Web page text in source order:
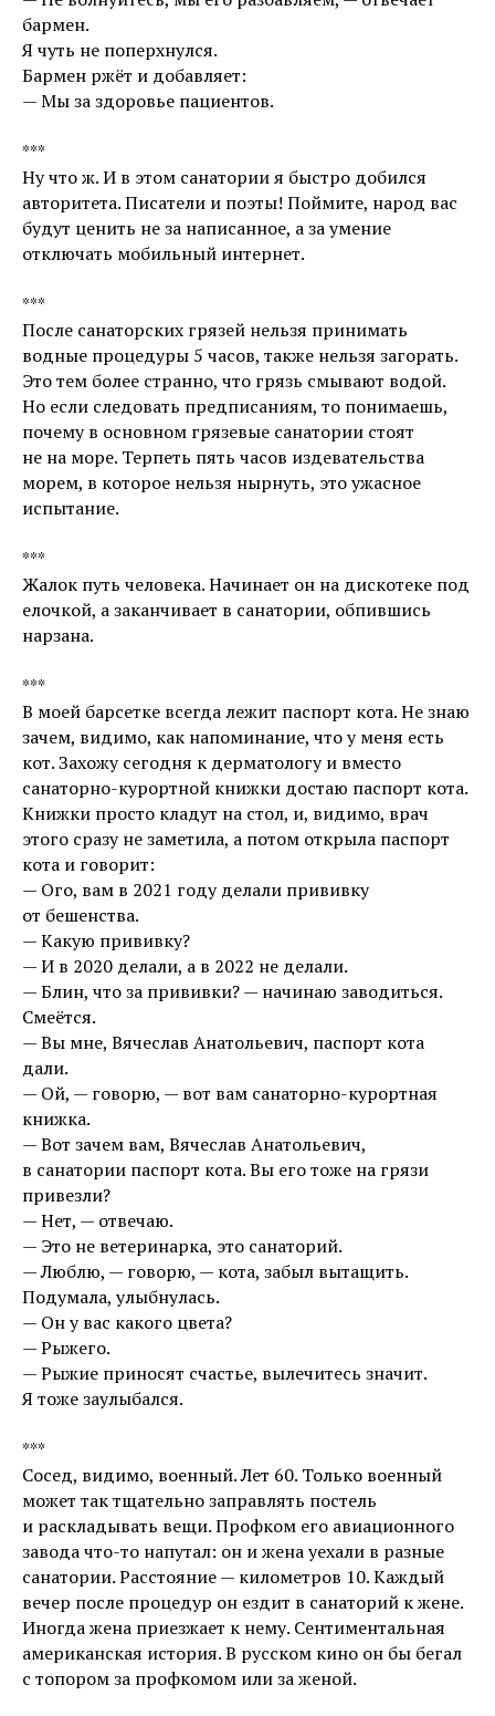
бармен.
Я чуть не поперхнулся.
Бармен ржёт и добавляет:
— Мы за здоровье пациентов.
***
Ну что ж. И в этом санатории я быстро добился
авторитета. Писатели и поэты! Поймите, народ вас
будут ценить не за написанное, а за умение
отключать мобильный интернет.
***
После санаторских грязей нельзя принимать
водные процедуры 5 часов, также нельзя загорать.
Это тем более странно, что грязь смывают водой.
Но если следовать предписаниям, то понимаешь,
почему в основном грязевые санатории стоят
не на море. Терпеть пять часов издевательства
морем, в которое нельзя нырнуть, это ужасное
испытание.
***
Жалок путь человека. Начинает он на дискотеке под
елочкой, а заканчивает в санатории, обпившись
нарзана.
***
В моей барсетке всегда лежит паспорт кота. Не знаю
зачем, видимо, как напоминание, что у меня есть
кот. Захожу сегодня к дерматологу и вместо
санаторно-курортной книжки достаю паспорт кота.
Книжки просто кладут на стол, и, видимо, врач
этого сразу не заметила, а потом открыла паспорт
кота и говорит:
— Ого, вам в 2021 году делали прививку
от бешенства.
— Какую прививку?
— И в 2020 делали, а в 2022 не делали.
— Блин, что за прививки? — начинаю заводиться.
Смеётся.
— Вы мне, Вячеслав Анатольевич, паспорт кота
дали.
— Ой, — говорю, — вот вам санаторно-курортная
книжка.
— Вот зачем вам, Вячеслав Анатольевич,
в санатории паспорт кота. Вы его тоже на грязи
привезли?
— Нет, — отвечаю.
— Это не ветеринарка, это санаторий.
— Люблю, — говорю, — кота, забыл вытащить.
Подумала, улыбнулась.
— Он у вас какого цвета?
— Рыжего.
— Рыжие приносят счастье, вылечитесь значит.
Я тоже заулыбался.
***
Сосед, видимо, военный. Лет 60. Только военный
может так тщательно заправлять постель
и раскладывать вещи. Профком его авиационного
завода что-то напутал: он и жена уехали в разные
санатории. Расстояние — километров 10. Каждый
вечер после процедур он ездит в санаторий к жене.
Иногда жена приезжает к нему. Сентиментальная
американская история. В русском кино он бы бегал
с топором за профкомом или за женой.